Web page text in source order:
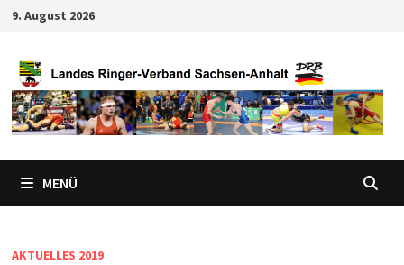
Zum
springen
9. August 2026
MENÜ
AKTUELLES 2019